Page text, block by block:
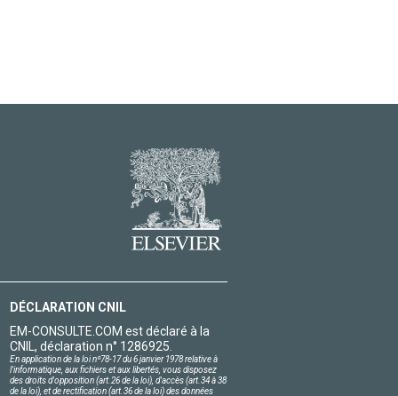
DÉCLARATION CNIL
EM-CONSULTE.COM est déclaré à la
CNIL, déclaration n° 1286925.
En application de la loi nº78-17 du 6 janvier 1978 relative à
l'informatique, aux fichiers et aux libertés, vous disposez
des droits d'opposition (art.26 de la loi), d'accès (art.34 à 38
de la loi), et de rectification (art.36 de la loi) des données